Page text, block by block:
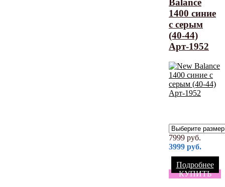
Balance
1400 синие
с серым
(40-44)
Арт-1952
7999 руб.
3999 руб.
Подробнее
КУПИТЬ